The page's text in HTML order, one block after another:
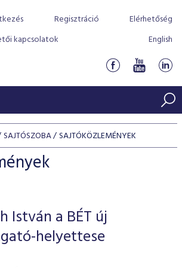
Regisztráció
Elérhetőség
kapcsolatok
English
indexek
indexek
kötvény tőzsdei bevezetését
egyszerűen
SAJTÓSZOBA SAJTÓKÖZLEMÉNYEK
István a BÉT új
helyettese